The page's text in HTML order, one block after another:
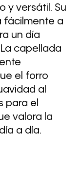
y versátil. Su
fácilmente a
un día
capellada
el forro
al
para el
valora la
a día.